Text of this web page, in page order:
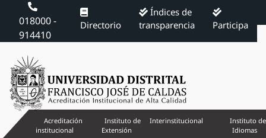
018000 -
914410
Directorio
Índices de
transparencia
Participa
Acreditación
institucional
Instituto de
Extensión
Interinstitucional
Instituto de
Idiomas